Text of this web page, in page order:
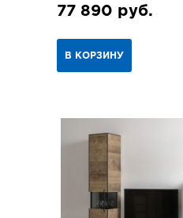
77 890 руб.
В КОРЗИНУ